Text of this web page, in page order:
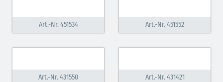
Art.-Nr. 451534 Art.-Nr. 451552
Art.-Nr. 431550 Art.-Nr. 431421